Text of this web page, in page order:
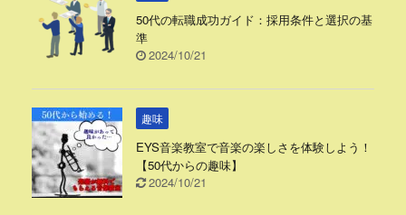
50代の転職成功ガイド：採用条件と選択の基
準
2024/10/21
趣味
EYS音楽教室で音楽の楽しさを体験しよう！
【50代からの趣味】
2024/10/21